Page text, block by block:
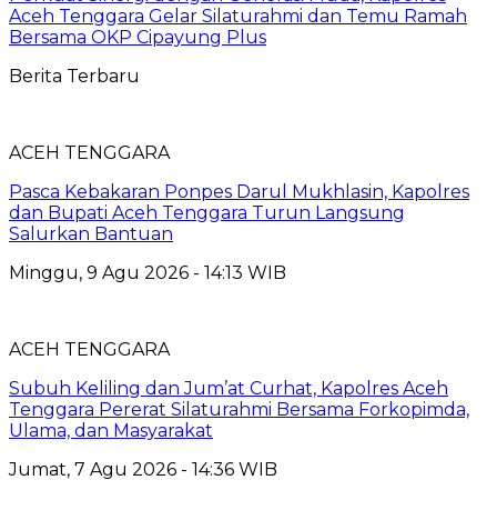
Aceh Tenggara Gelar Silaturahmi dan Temu Ramah
Bersama OKP Cipayung Plus
Berita Terbaru
ACEH TENGGARA
Pasca Kebakaran Ponpes Darul Mukhlasin, Kapolres
dan Bupati Aceh Tenggara Turun Langsung
Salurkan Bantuan
Minggu, 9 Agu 2026 - 14:13 WIB
ACEH TENGGARA
Subuh Keliling dan Jum’at Curhat, Kapolres Aceh
Tenggara Pererat Silaturahmi Bersama Forkopimda,
Ulama, dan Masyarakat
Jumat, 7 Agu 2026 - 14:36 WIB